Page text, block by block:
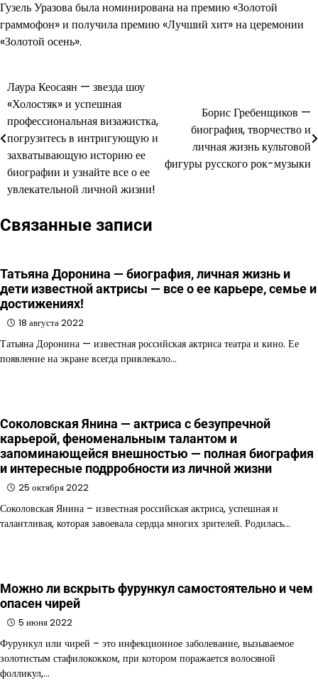
Гузель Уразова была номинирована на премию «Золотой
граммофон» и получила премию «Лучший хит» на церемонии
«Золотой осень».
Навигация
по
записям
Лаура Кеосаян — звезда шоу
«Холостяк» и успешная
профессиональная визажистка,
погрузитесь в интригующую и
захватывающую историю ее
биографии и узнайте все о ее
увлекательной личной жизни!
Борис Гребенщиков —
биография, творчество и
личная жизнь культовой
фигуры русского рок-музыки
Связанные записи
Татьяна Доронина — биография, личная жизнь и
дети известной актрисы — все о ее карьере, семье и
достижениях!
18 августа 2022
Татьяна Доронина — известная российская актриса театра и кино. Ее
появление на экране всегда привлекало…
Соколовская Янина — актриса с безупречной
карьерой, феноменальным талантом и
запоминающейся внешностью — полная биография
и интересные подрробности из личной жизни
25 октября 2022
Соколовская Янина – известная российская актриса, успешная и
талантливая, которая завоевала сердца многих зрителей. Родилась…
Можно ли вскрыть фурункул самостоятельно и чем
опасен чирей
5 июня 2022
Фурункул или чирей – это инфекционное заболевание, вызываемое
золотистым стафилококком, при котором поражается волосяной
фолликул,…